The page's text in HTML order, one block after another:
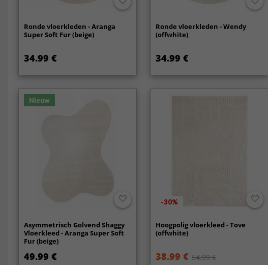
Ronde vloerkleden - Aranga
Super Soft Fur (beige)
34.99 €
Ronde vloerkleden - Wendy
(offwhite)
34.99 €
Nieuw
Asymmetrisch Golvend Shaggy
Vloerkleed - Aranga Super Soft
Fur (beige)
49.99 €
-30%
Hoogpolig vloerkleed - Tove
(offwhite)
38.99 € 54.99 €